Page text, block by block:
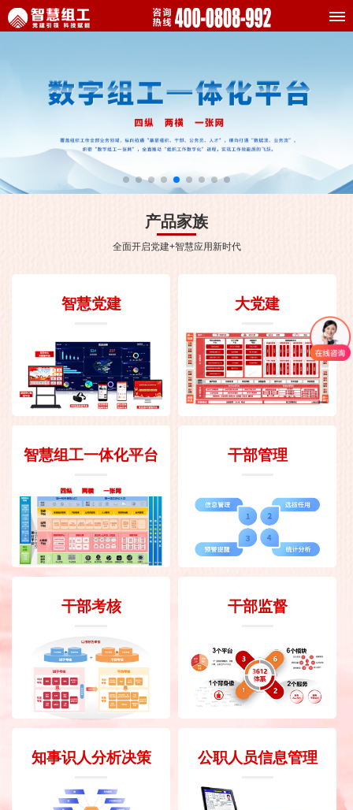
产品家族
全面开启党建+智慧应用新时代
智慧党建 大党建
智慧组工一体化平台 干部管理
干部考核 干部监督
知事识人分析决策 公职人员信息管理